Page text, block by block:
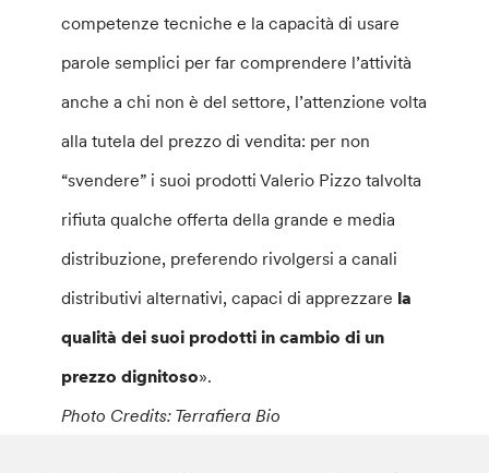
competenze tecniche e la capacità di usare
parole semplici per far comprendere l’attività
anche a chi non è del settore, l’attenzione volta
alla tutela del prezzo di vendita: per non
“svendere” i suoi prodotti Valerio Pizzo talvolta
rifiuta qualche offerta della grande e media
distribuzione, preferendo rivolgersi a canali
distributivi alternativi, capaci di apprezzare la
qualità dei suoi prodotti in cambio di un
prezzo dignitoso».
Photo Credits: Terrafiera Bio